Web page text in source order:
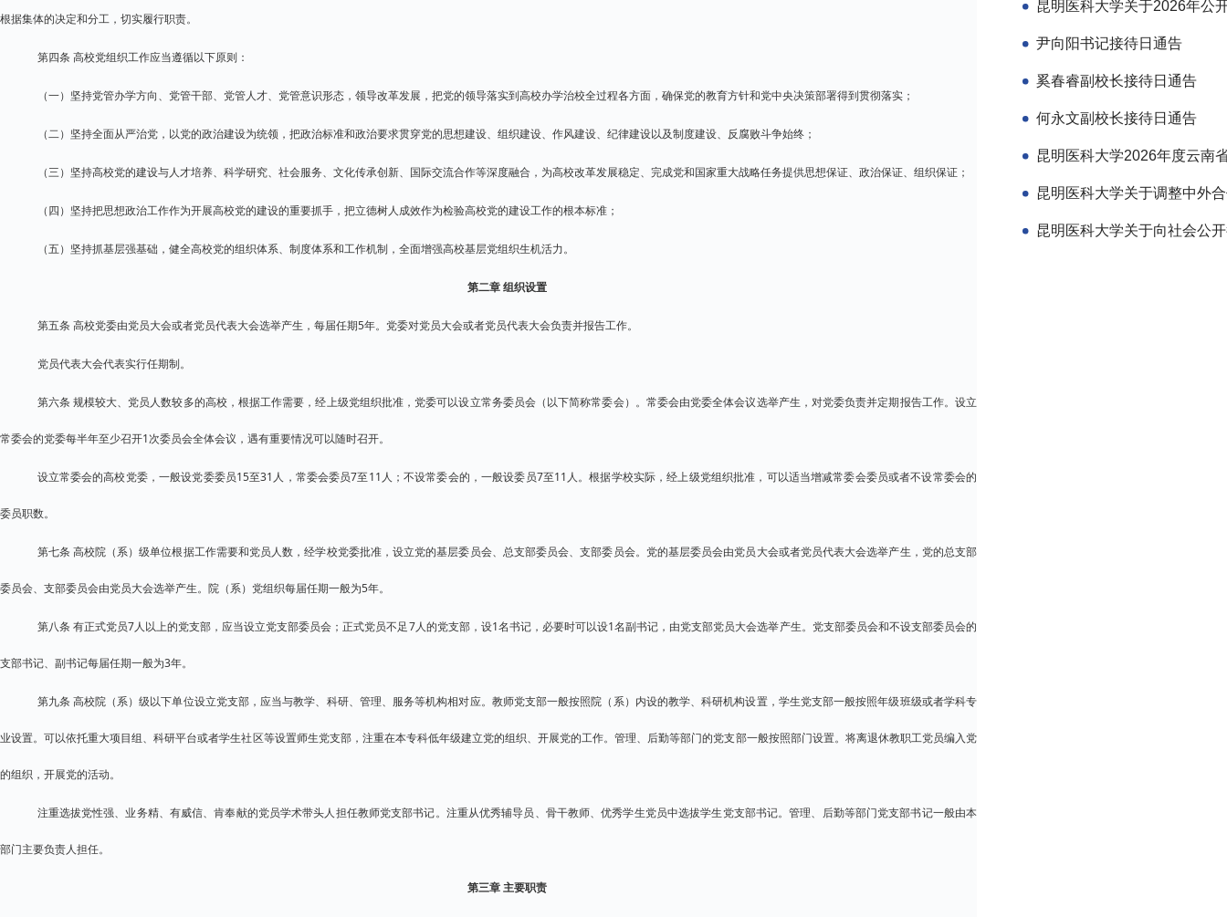
根据集体的决定和分工，切实履行职责。
第四条 高校党组织工作应当遵循以下原则：
（一）坚持党管办学方向、党管干部、党管人才、党管意识形态，领导改革发展，把党的领导落实到高校办学治校全过程各方面，确保党的教育方针和党中央决策部署得到贯彻落实；
（二）坚持全面从严治党，以党的政治建设为统领，把政治标准和政治要求贯穿党的思想建设、组织建设、作风建设、纪律建设以及制度建设、反腐败斗争始终；
（三）坚持高校党的建设与人才培养、科学研究、社会服务、文化传承创新、国际交流合作等深度融合，为高校改革发展稳定、完成党和国家重大战略任务提供思想保证、政治保证、组织保证；
（四）坚持把思想政治工作作为开展高校党的建设的重要抓手，把立德树人成效作为检验高校党的建设工作的根本标准；
（五）坚持抓基层强基础，健全高校党的组织体系、制度体系和工作机制，全面增强高校基层党组织生机活力。
第二章 组织设置
第五条 高校党委由党员大会或者党员代表大会选举产生，每届任期5年。党委对党员大会或者党员代表大会负责并报告工作。
党员代表大会代表实行任期制。
第六条 规模较大、党员人数较多的高校，根据工作需要，经上级党组织批准，党委可以设立常务委员会（以下简称常委会）。常委会由党委全体会议选举产生，对党委负责并定期报告工作。设立
常委会的党委每半年至少召开1次委员会全体会议，遇有重要情况可以随时召开。
设立常委会的高校党委，一般设党委委员15至31人，常委会委员7至11人；不设常委会的，一般设委员7至11人。根据学校实际，经上级党组织批准，可以适当增减常委会委员或者不设常委会的
委员职数。
第七条 高校院（系）级单位根据工作需要和党员人数，经学校党委批准，设立党的基层委员会、总支部委员会、支部委员会。党的基层委员会由党员大会或者党员代表大会选举产生，党的总支部
委员会、支部委员会由党员大会选举产生。院（系）党组织每届任期一般为5年。
第八条 有正式党员7人以上的党支部，应当设立党支部委员会；正式党员不足7人的党支部，设1名书记，必要时可以设1名副书记，由党支部党员大会选举产生。党支部委员会和不设支部委员会的
支部书记、副书记每届任期一般为3年。
第九条 高校院（系）级以下单位设立党支部，应当与教学、科研、管理、服务等机构相对应。教师党支部一般按照院（系）内设的教学、科研机构设置，学生党支部一般按照年级班级或者学科专
业设置。可以依托重大项目组、科研平台或者学生社区等设置师生党支部，注重在本专科低年级建立党的组织、开展党的工作。管理、后勤等部门的党支部一般按照部门设置。将离退休教职工党员编入党
的组织，开展党的活动。
注重选拔党性强、业务精、有威信、肯奉献的党员学术带头人担任教师党支部书记。注重从优秀辅导员、骨干教师、优秀学生党员中选拔学生党支部书记。管理、后勤等部门党支部书记一般由本
部门主要负责人担任。
第三章 主要职责
尹向阳书记接待日通告
奚春睿副校长接待日通告
何永文副校长接待日通告